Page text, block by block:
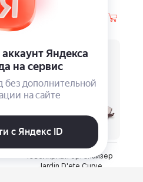
42 500
Ювелирный органайзер
Jardin D'ete Curve